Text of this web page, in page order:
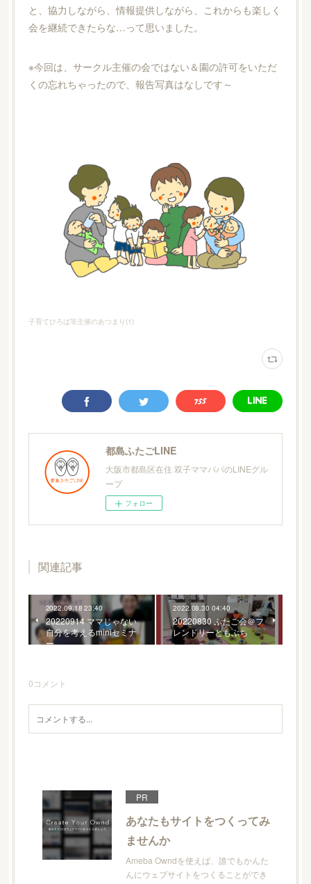
と、協力しながら、情報提供しながら、これからも楽しく
会を継続できたらな…って思いました。
※今回は、サークル主催の会ではない＆園の許可をいただ
くの忘れちゃったので、報告写真はなしです～
子育てひろば等主催のあつまり (1)
都島ふたごLINE
大阪市都島区在住 双子ママパパのLINEグル
ープ
フォロー
関連記事
2022.09.18 23:40
20220914 ママじゃない
自分を考えるminiセミナ
ー
2022.08.30 04:40
20220830 ふたご会＠フ
レンドリーともぶち
0コメント
PR
あなたもサイトをつくってみ
ませんか
Ameba Owndを使えば、誰でもかんた
んにウェブサイトをつくることができ